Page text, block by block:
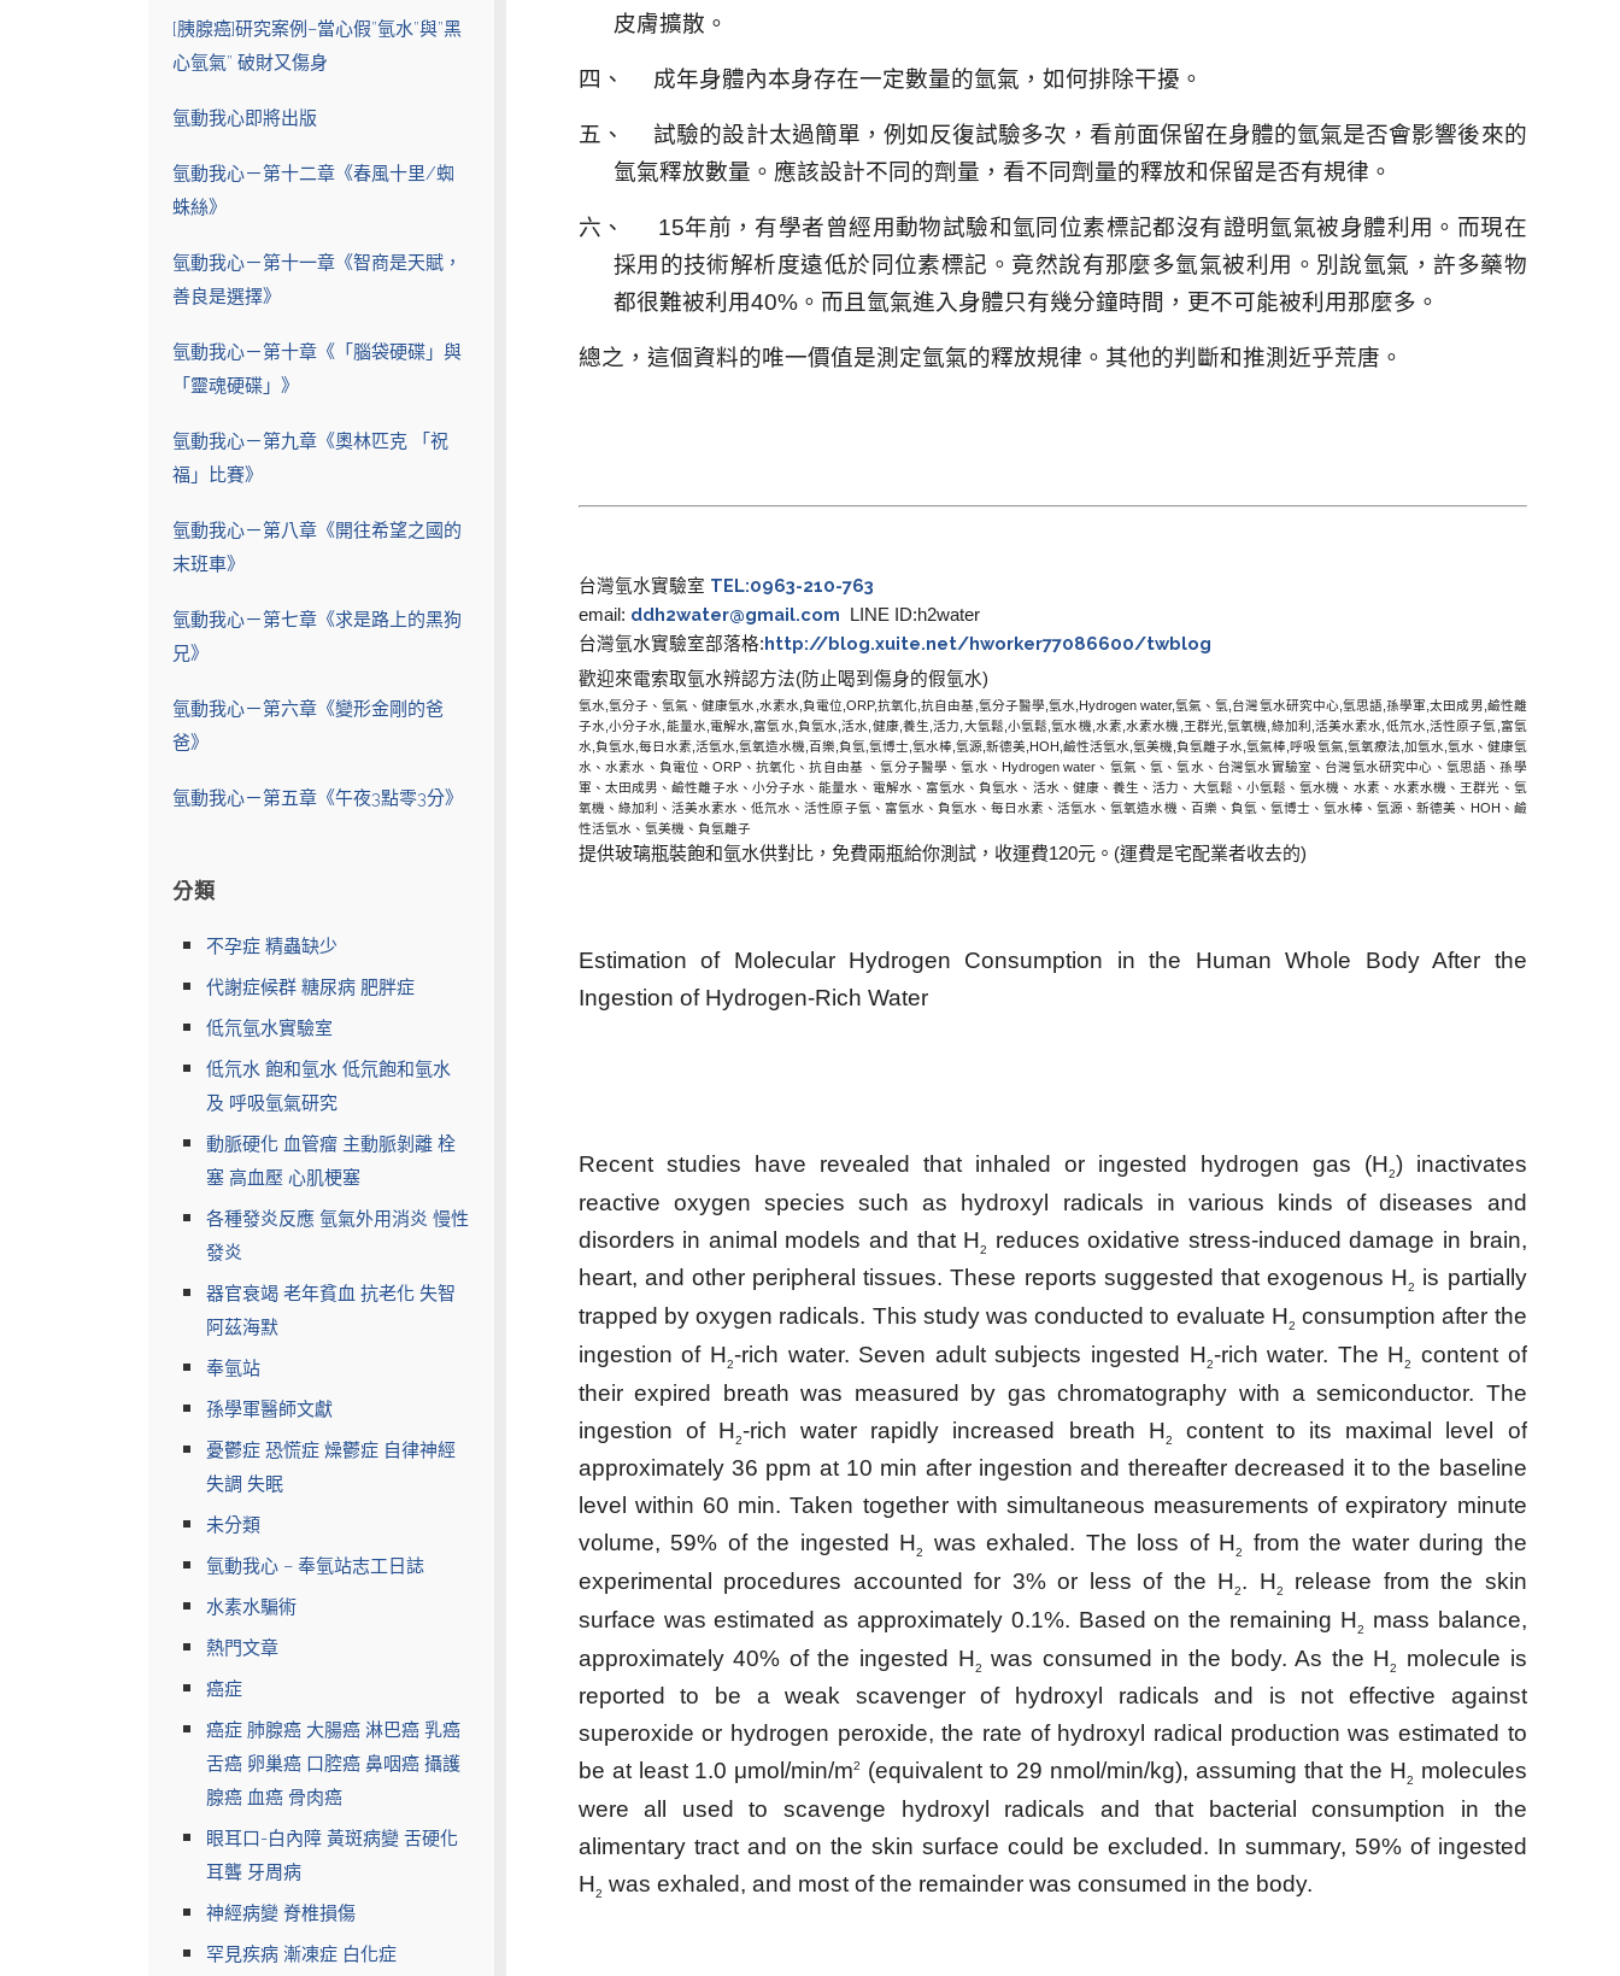
皮膚擴散。
四、 成年身體內本身存在一定數量的氫氣，如何排除干擾。
五、
試驗的設計太過簡單，例如反復試驗多次，看前面保留在身體的氫氣是否會影響後來的
氫氣釋放數量。應該設計不同的劑量，看不同劑量的釋放和保留是否有規律。
六、 15年前，有學者曾經用動物試驗和氫同位素標記都沒有證明氫氣被身體利用。而現在
採用的技術解析度遠低於同位素標記。竟然說有那麼多氫氣被利用。別說氫氣，許多藥物
都很難被利用40%。而且氫氣進入身體只有幾分鐘時間，更不可能被利用那麼多。
總之，這個資料的唯一價值是測定氫氣的釋放規律。其他的判斷和推測近乎荒唐。
台灣氫水實驗室 TEL:0963-210-763
email: ddh2water@gmail.com
LINE ID:h2water
台灣氫水實驗室部落格:http://blog.xuite.net/hworker77086600/twblog
歡迎來電索取氫水辨認方法(防止喝到傷身的假氫水)
氫水 氫分子 、氫氣、健康氫水 水素水 負電位 ,ORP,抗氧化 ,抗自由基 氫分子醫學 氫水 ,Hydrogen water,氫氣、氫 台灣氫水研究中心, 氫思語 ,孫學軍 ,太田成男 鹼性離
子水 小分子水 能量水 電解水 ,富氫水 負氫水 ,活水 健康, 養生 ,活力 大氫鬆 小氫鬆 ,氫水機 水素 ,水素水機 王群光 氫氧機 綠加利 活美水素水 低氘水 活性原子氫 富氫
水 負氫水 每日水素 活氫水 氫氧造水機 百樂 負氫 ,氫博士 ,氫水棒 ,氫源 ,新德美 ,HOH,鹼性活氫水 ,氫美機 ,負氫離子水 ,氫氣棒 ,呼吸氫氣 氫氧療法 加氫水 氫水、健康氫
水、水素水、負電位、ORP 、抗氧化、抗自由基 、氫分子醫學、氫水、 Hydrogen water 、氫氣、氫、氫水、台灣氫水實驗室、台灣氫水研究中心、氫思語、孫學
軍、太田成男、鹼性離子水、小分子水、能量水、電解水、富氫水、負氫水、活水、健康、養生、活力、大氫鬆、小氫鬆、氫水機、水素、水素水機、王群光、氫
氧機、綠加利、活美水素水、低氘水、活性原子氫、富氫水、負氫水、每日水素、活氫水、氫氧造水機、百樂、負氫、氫博士、氫水棒、氫源、新德美、 HOH 、鹼
性活氫水、氫美機、負氫離子
提供玻璃瓶裝飽和氫水供對比，免費兩瓶給你測試，收運費120元。(運費是宅配業者收去的)
Estimation of Molecular Hydrogen Consumption in the Human Whole Body After the
Ingestion of Hydrogen-Rich Water
Recent studies have revealed that inhaled or ingested hydrogen gas (H2) inactivates
reactive oxygen species such as hydroxyl radicals in various kinds of diseases and
disorders in animal models and that H2
reduces oxidative stress-induced damage in brain,
heart, and other peripheral tissues. These reports suggested that exogenous H2
is partially
trapped by oxygen radicals. This study was conducted to evaluate H2 consumption after the
ingestion of H2-rich water. Seven adult subjects ingested H2-rich water. The H2
content of
their expired breath was measured by gas chromatography with a semiconductor. The
ingestion of H2-rich water rapidly increased breath H2
content to its maximal level of
approximately 36 ppm at 10 min after ingestion and thereafter decreased it to the baseline
level within 60 min. Taken together with simultaneous measurements of expiratory minute
volume, 59% of the ingested H2 was exhaled. The loss of H2
from the water during the
experimental procedures accounted for 3% or less of the H2. H2
release from the skin
surface was estimated as approximately 0.1%. Based on the remaining H2
mass balance,
approximately 40% of the ingested H2 was consumed in the body. As the H2
molecule is
reported to be a weak scavenger of hydroxyl radicals and is not effective against
superoxide or hydrogen peroxide, the rate of hydroxyl radical production was estimated to
be at least 1.0 μmol/min/m2 (equivalent to 29 nmol/min/kg), assuming that the H2
molecules
were all used to scavenge hydroxyl radicals and that bacterial consumption in the
alimentary tract and on the skin surface could be excluded. In summary, 59% of ingested
H2 was exhaled, and most of the remainder was consumed in the body.
[胰腺癌]研究案例–當心假”氫水”與”黑
心氫氣” 破財又傷身
氫動我心即將出版
氫動我心－第十二章《春風十里/蜘
蛛絲》
氫動我心－第十一章《智商是天賦，
善良是選擇》
氫動我心－第十章《「腦袋硬碟」與
「靈魂硬碟」》
氫動我心－第九章《奧林匹克 「祝
福」比賽》
氫動我心－第八章《開往希望之國的
末班車》
氫動我心－第七章《求是路上的黑狗
兄》
氫動我心－第六章《變形金剛的爸
爸》
氫動我心－第五章《午夜3點零3分》
分類
不孕症 精蟲缺少
代謝症候群 糖尿病 肥胖症
低氘氫水實驗室
低氘水 飽和氫水 低氘飽和氫水
及 呼吸氫氣研究
動脈硬化 血管瘤 主動脈剝離 栓
塞 高血壓 心肌梗塞
各種發炎反應 氫氣外用消炎 慢性
發炎
器官衰竭 老年貧血 抗老化 失智
阿茲海默
奉氫站
孫學軍醫師文獻
憂鬱症 恐慌症 燥鬱症 自律神經
失調 失眠
未分類
氫動我心 – 奉氫站志工日誌
水素水騙術
熱門文章
癌症
癌症 肺腺癌 大腸癌 淋巴癌 乳癌
舌癌 卵巢癌 口腔癌 鼻咽癌 攝護
腺癌 血癌 骨肉癌
眼耳口-白內障 黃斑病變 舌硬化
耳聾 牙周病
神經病變 脊椎損傷
罕見疾病 漸凍症 白化症